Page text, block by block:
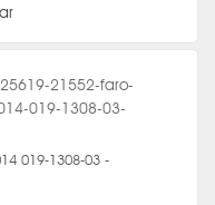
019-1308-03 -